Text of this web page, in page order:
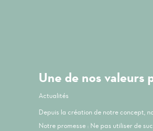
Une de nos valeurs
Actualités
Depuis la création de notre concept,
Notre promesse : Ne pas utiliser de